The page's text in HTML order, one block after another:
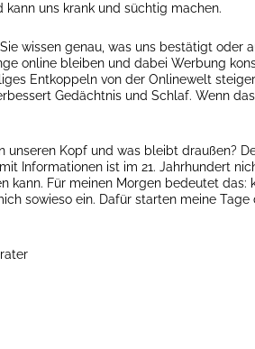
uns krank und süchtig machen.
wissen genau, was uns bestätigt oder
online bleiben und dabei Werbung
Entkoppeln von der Onlinewelt
Gedächtnis und Schlaf. Wenn
Kopf und was bleibt draußen?
Informationen ist im 21. Jahrhundert
kann. Für meinen Morgen bedeutet das:
sowieso ein. Dafür starten meine Tage